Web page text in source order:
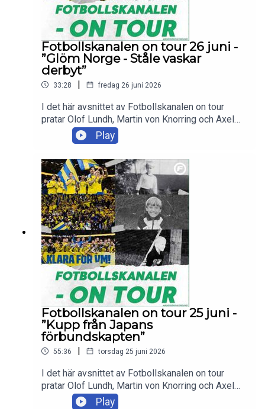
Fotbollskanalen on tour 26 juni -
”Glöm Norge - Ståle vaskar
derbyt”
33:28 | fredag 26 juni 2026
I det här avsnittet av Fotbollskanalen on tour
pratar Olof Lundh, Martin von Knorring och Axel
Pileby om Sveriges 1–1-resultat mot Japan,
reaktionerna efter matchen och vad som väntar
Sverige i VM-slutspelet.Skicka in dina tankar och
frågor till olof.lundh@tv4.se ,
martin.vonknorring@tv4.se eller
axel.pileby@tv4.se
Play
Fotbollskanalen on tour 25 juni -
”Kupp från Japans
förbundskapten”
55:36 | torsdag 25 juni 2026
I det här avsnittet av Fotbollskanalen on tour
pratar Olof Lundh, Martin von Knorring och Axel
Pileby om förutsättningarna och statusen i det
Play